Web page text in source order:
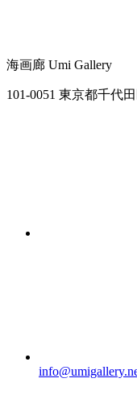
海画廊 Umi Gallery
101-0051 東京都千代